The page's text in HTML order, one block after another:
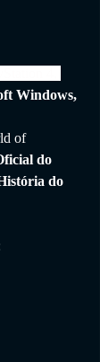
Windows,
of
do
do